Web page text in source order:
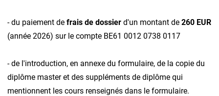
- du paiement de frais de dossier d'un montant de 260 EUR
(année 2026) sur le compte BE61 0012 0738 0117
- de l'introduction, en annexe du formulaire, de la copie du
diplôme master et des suppléments de diplôme qui
mentionnent les cours renseignés dans le formulaire.